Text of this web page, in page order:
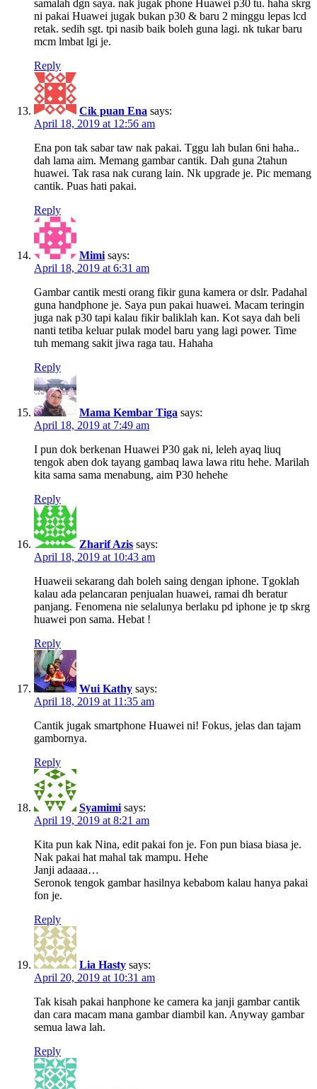
samalah dgn saya. nak jugak phone Huawei p30 tu. haha skrg
ni pakai Huawei jugak bukan p30 & baru 2 minggu lepas lcd
retak. sedih sgt. tpi nasib baik boleh guna lagi. nk tukar baru
mcm lmbat lgi je.
Reply
Cik puan Ena says:
April 18, 2019 at 12:56 am
Ena pon tak sabar taw nak pakai. Tggu lah bulan 6ni haha..
dah lama aim. Memang gambar cantik. Dah guna 2tahun
huawei. Tak rasa nak curang lain. Nk upgrade je. Pic memang
cantik. Puas hati pakai.
Reply
Mimi says:
April 18, 2019 at 6:31 am
Gambar cantik mesti orang fikir guna kamera or dslr. Padahal
guna handphone je. Saya pun pakai huawei. Macam teringin
juga nak p30 tapi kalau fikir baliklah kan. Kot saya dah beli
nanti tetiba keluar pulak model baru yang lagi power. Time
tuh memang sakit jiwa raga tau. Hahaha
Reply
Mama Kembar Tiga says:
April 18, 2019 at 7:49 am
I pun dok berkenan Huawei P30 gak ni, leleh ayaq liuq
tengok aben dok tayang gambaq lawa lawa ritu hehe. Marilah
kita sama sama menabung, aim P30 hehehe
Reply
Zharif Azis says:
April 18, 2019 at 10:43 am
Huaweii sekarang dah boleh saing dengan iphone. Tgoklah
kalau ada pelancaran penjualan huawei, ramai dh beratur
panjang. Fenomena nie selalunya berlaku pd iphone je tp skrg
huawei pon sama. Hebat !
Reply
Wui Kathy says:
April 18, 2019 at 11:35 am
Cantik jugak smartphone Huawei ni! Fokus, jelas dan tajam
gambornya.
Reply
Syamimi says:
April 19, 2019 at 8:21 am
Kita pun kak Nina, edit pakai fon je. Fon pun biasa biasa je.
Nak pakai hat mahal tak mampu. Hehe
Janji adaaaa…
Seronok tengok gambar hasilnya kebabom kalau hanya pakai
fon je.
Reply
Lia Hasty says:
April 20, 2019 at 10:31 am
Tak kisah pakai hanphone ke camera ka janji gambar cantik
dan cara macam mana gambar diambil kan. Anyway gambar
semua lawa lah.
Reply